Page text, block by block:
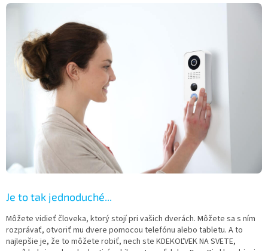
Je to tak jednoduché...
Môžete vidieť človeka, ktorý stojí pri vašich dverách. Môžete sa s ním
rozprávať, otvoriť mu dvere pomocou telefónu alebo tabletu. A to
najlepšie je, že to môžete robiť, nech ste KDEKOĽVEK NA SVETE,